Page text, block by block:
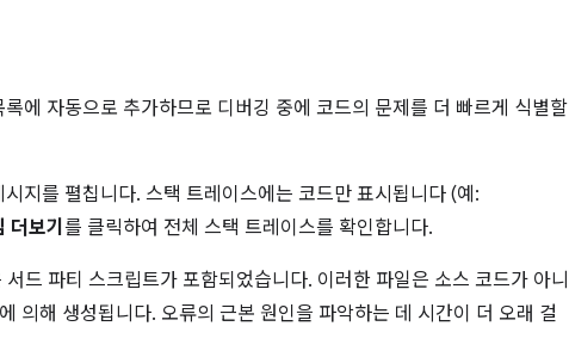
에 자동으로 추가하므로 디버깅 중에 코드의 문제를 더 빠르게 식별할
시지를 펼칩니다. 스택 트레이스에는 코드만 표시됩니다 (예:
더보기 를 클릭하여 전체 스택 트레이스를 확인합니다.
서드 파티 스크립트가 포함되었습니다. 이러한 파일은 소스 코드가 아니
해 생성됩니다. 오류의 근본 원인을 파악하는 데 시간이 더 오래 걸